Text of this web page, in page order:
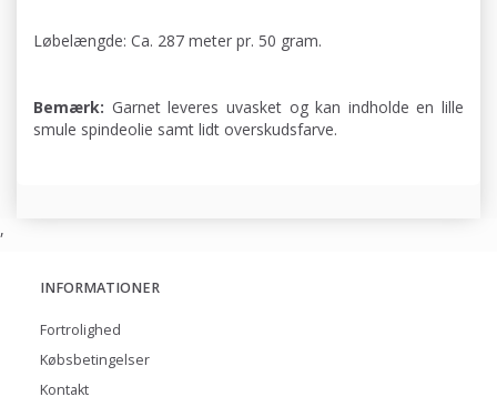
Løbelængde: Ca. 287 meter pr. 50 gram.
Bemærk: Garnet leveres uvasket og kan indholde en lille
smule spindeolie samt lidt overskudsfarve.
,
INFORMATIONER
Fortrolighed
Købsbetingelser
Kontakt